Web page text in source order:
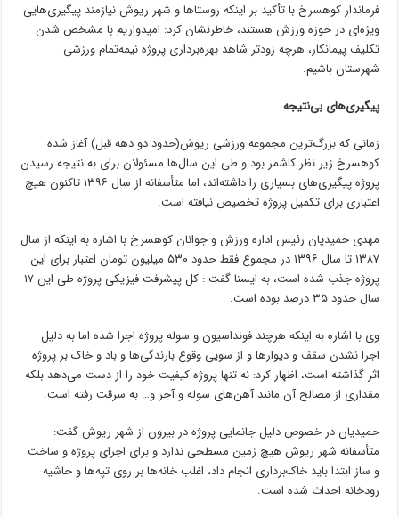
فرماندار کوهسرخ با تأکید بر اینکه روستاها و شهر ریوش نیازمند پیگیری‌هایی
ویژه‌ای در حوزه ورزش هستند، خاطرنشان کرد: امیدواریم با مشخص شدن
تکلیف پیمانکار، هرچه زودتر شاهد بهره‌برداری پروژه نیمه‌تمام ورزشی
شهرستان باشیم.
پیگیری‌های بی‌نتیجه
زمانی که بزرگ‌ترین مجموعه ورزشی ریوش(حدود دو دهه قبل) آغاز شده
کوهسرخ زیر نظر کاشمر بود و طی این سال‌ها مسئولان برای به نتیجه رسیدن
پروژه پیگیری‌های بسیاری را داشته‌اند، اما متأسفانه از سال ۱۳۹۶ تاکنون هیچ
اعتباری برای تکمیل پروژه تخصیص نیافته است.
مهدی حمیدیان رئیس اداره ورزش و جوانان کوهسرخ با اشاره به اینکه از سال
۱۳۸۷ تا سال ۱۳۹۶ در مجموع فقط حدود ۵۳۰ میلیون تومان اعتبار برای این
پروژه جذب شده است، به ایسنا گفت : کل پیشرفت فیزیکی پروژه طی این ۱۷
سال حدود ۳۵ درصد بوده است.
وی با اشاره به اینکه هرچند فونداسیون و سوله پروژه اجرا شده اما به دلیل
اجرا نشدن سقف و دیوارها و از سویی وقوع بارندگی‌ها و باد و خاک بر پروژه
اثر گذاشته است، اظهار کرد: نه تنها پروژه کیفیت خود را از دست می‌دهد بلکه
مقداری از مصالح آن مانند آهن‌های سوله و آجر و… به سرقت رفته است.
حمیدیان در خصوص دلیل جانمایی پروژه در بیرون از شهر ریوش گفت:
متأسفانه شهر ریوش هیچ زمین مسطحی ندارد و برای اجرای پروژه و ساخت
و ساز ابتدا باید خاک‌برداری انجام داد، اغلب خانه‌ها بر روی تپه‌ها و حاشیه
رودخانه احداث شده است.